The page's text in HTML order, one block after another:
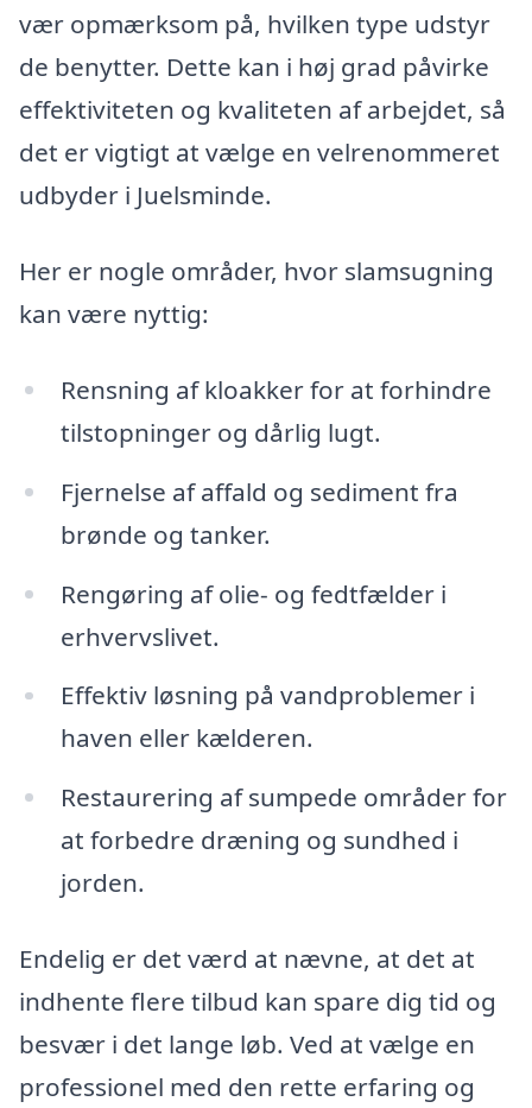
vær opmærksom på, hvilken type udstyr
de benytter. Dette kan i høj grad påvirke
effektiviteten og kvaliteten af arbejdet, så
det er vigtigt at vælge en velrenommeret
udbyder i Juelsminde.
Her er nogle områder, hvor slamsugning
kan være nyttig:
Rensning af kloakker for at forhindre
tilstopninger og dårlig lugt.
Fjernelse af affald og sediment fra
brønde og tanker.
Rengøring af olie- og fedtfælder i
erhvervslivet.
Effektiv løsning på vandproblemer i
haven eller kælderen.
Restaurering af sumpede områder for
at forbedre dræning og sundhed i
jorden.
Endelig er det værd at nævne, at det at
indhente flere tilbud kan spare dig tid og
besvær i det lange løb. Ved at vælge en
professionel med den rette erfaring og